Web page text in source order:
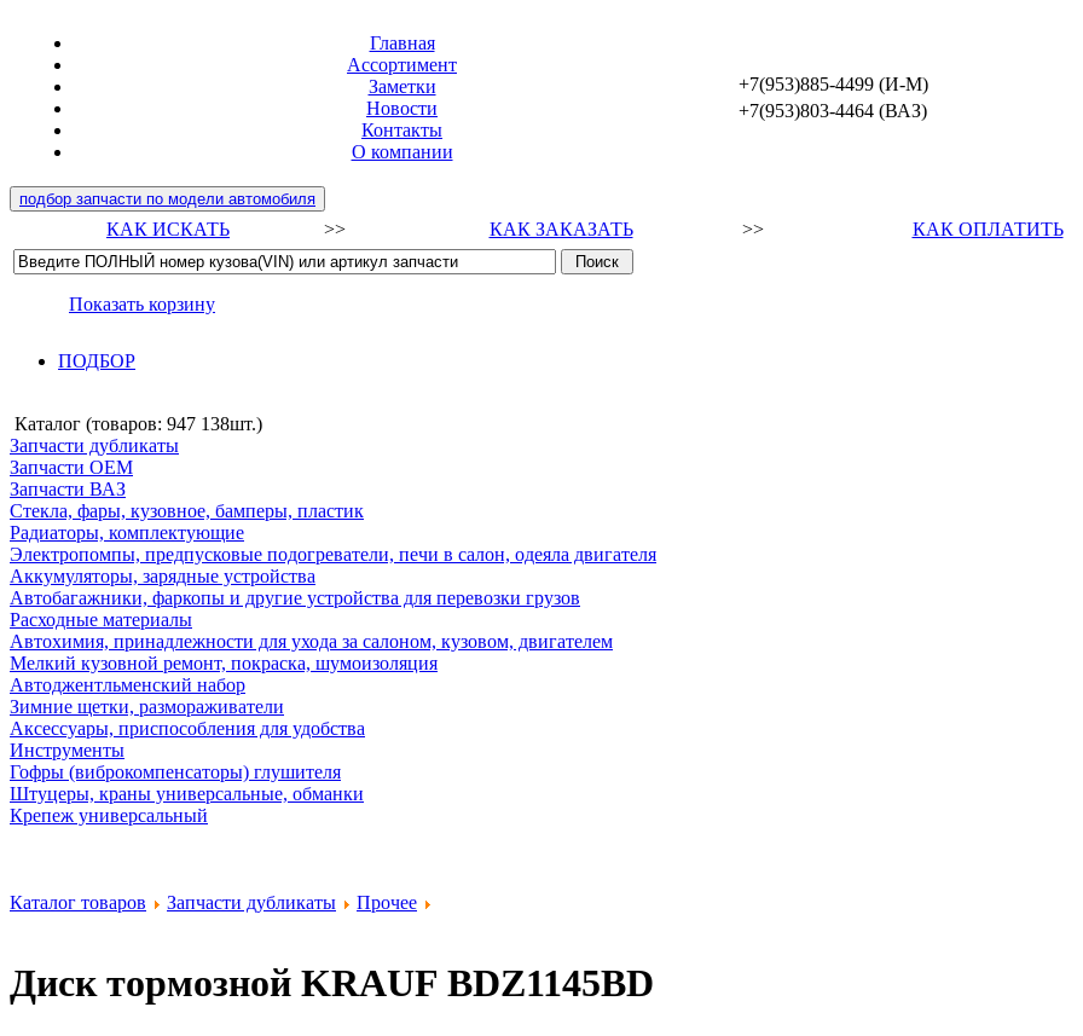
Главная
Ассортимент
Заметки
Новости
Контакты
О компании
+7(953)885-4499 (И-М)
+7(953)803-4464 (ВАЗ)
подбор запчасти по модели автомобиля
КАК ИСКАТЬ >> КАК ЗАКАЗАТЬ >> КАК ОПЛАТИТЬ
Показать корзину
ПОДБОР
Каталог (товаров: 947 138шт.)
Запчасти дубликаты
Запчасти ОЕМ
Запчасти ВАЗ
Стекла, фары, кузовное, бамперы, пластик
Радиаторы, комплектующие
Электропомпы, предпусковые подогреватели, печи в салон, одеяла двигателя
Аккумуляторы, зарядные устройства
Автобагажники, фаркопы и другие устройства для перевозки грузов
Расходные материалы
Автохимия, принадлежности для ухода за салоном, кузовом, двигателем
Мелкий кузовной ремонт, покраска, шумоизоляция
Автоджентльменский набор
Зимние щетки, размораживатели
Аксессуары, приспособления для удобства
Инструменты
Гофры (виброкомпенсаторы) глушителя
Штуцеры, краны универсальные, обманки
Крепеж универсальный
Каталог товаров Запчасти дубликаты Прочее
Диск тормозной KRAUF BDZ1145BD